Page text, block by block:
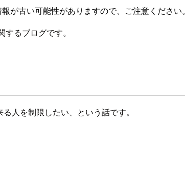
が古い可能性がありますので、ご注意ください。
るブログです。
人を制限したい、という話です。